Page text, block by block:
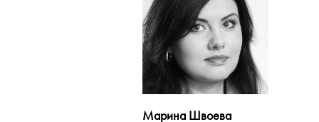
Марина Швоева